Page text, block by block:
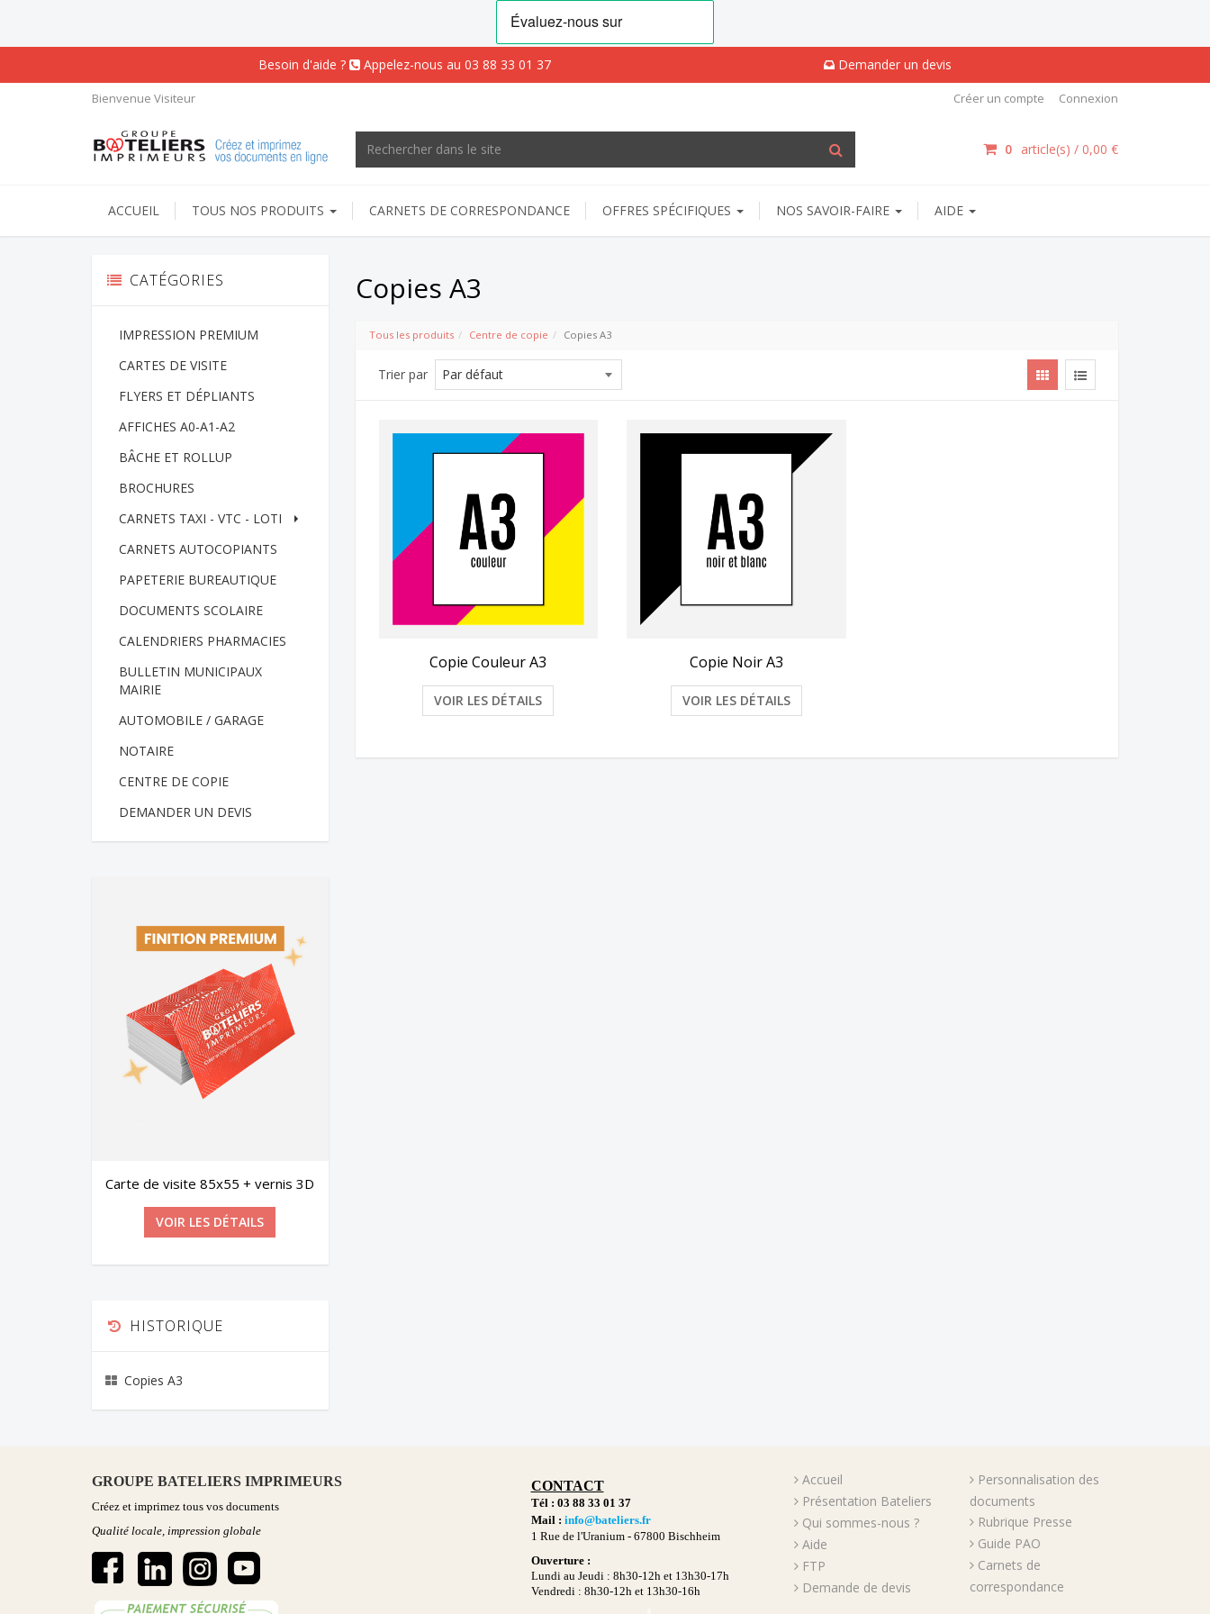
Besoin d'aide ? Appelez-nous au 03 88 33 01 37 Demander un devis
Bienvenue Visiteur Créer un compte Connexion
0 article(s) / 0,00 €
ACCUEIL TOUS NOS PRODUITS CARNETS DE CORRESPONDANCE OFFRES SPÉCIFIQUES NOS SAVOIR-FAIRE AIDE
CATÉGORIES
IMPRESSION PREMIUM
CARTES DE VISITE
FLYERS ET DÉPLIANTS
AFFICHES A0-A1-A2
BÂCHE ET ROLLUP
BROCHURES
CARNETS TAXI - VTC - LOTI
CARNETS AUTOCOPIANTS
PAPETERIE BUREAUTIQUE
DOCUMENTS SCOLAIRE
CALENDRIERS PHARMACIES
BULLETIN MUNICIPAUX
MAIRIE
AUTOMOBILE / GARAGE
NOTAIRE
CENTRE DE COPIE
DEMANDER UN DEVIS
Carte de visite 85x55 + vernis 3D
VOIR LES DÉTAILS
HISTORIQUE
Copies A3
Copies A3
Tous les produits Centre de copie Copies A3
Trier par
Copie Couleur A3
VOIR LES DÉTAILS
Copie Noir A3
VOIR LES DÉTAILS
GROUPE BATELIERS IMPRIMEURS
Créez et imprimez tous vos documents
Qualité locale, impression globale
CONTACT
Tél : 03 88 33 01 37
Mail : info@bateliers.fr
1 Rue de l'Uranium - 67800 Bischheim
Ouverture :
Lundi au Jeudi : 8h30-12h et 13h30-17h
Vendredi : 8h30-12h et 13h30-16h
Accueil
Présentation Bateliers
Qui sommes-nous ?
Aide
FTP
Demande de devis
Personnalisation des
documents
Rubrique Presse
Guide PAO
Carnets de
correspondance